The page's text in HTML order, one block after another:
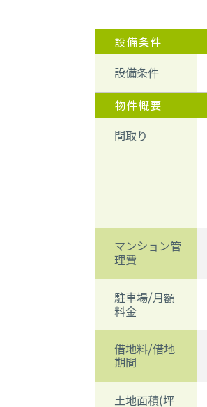
設備条件
設備条件
物件概要
間取り
マンション管
理費
駐車場/月額
料金
借地料/借地
期間
土地面積(坪